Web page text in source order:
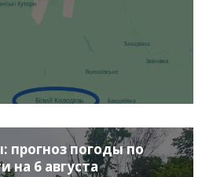
прогноз погоды по
на 6 августа